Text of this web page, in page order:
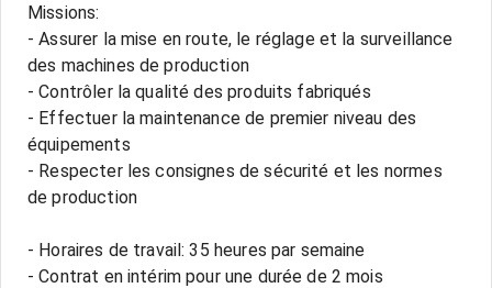
Missions:
- Assurer la mise en route, le réglage et la surveillance
des machines de production
- Contrôler la qualité des produits fabriqués
- Effectuer la maintenance de premier niveau des
équipements
- Respecter les consignes de sécurité et les normes
de production
- Horaires de travail: 35 heures par semaine
- Contrat en intérim pour une durée de 2 mois